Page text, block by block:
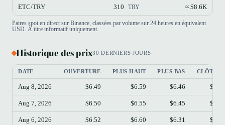
ETC/TRY 310 TRY ≈ $8.6K
Paires spot en direct sur Binance, classées par volume sur 24 heures en équivalent
USD. À titre informatif uniquement.
Historique des prix30 DERNIERS JOURS
DATE OUVERTURE PLUS HAUT PLUS BAS CLÔTURE
Aug 8, 2026 $6.49 $6.59 $6.46 $6.51
Aug 7, 2026 $6.50 $6.55 $6.45 $6.48
Aug 6, 2026 $6.52 $6.60 $6.31 $6.50